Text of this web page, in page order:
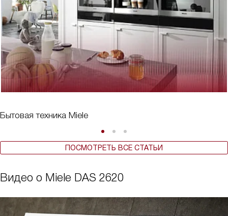
Бытовая техника Miele
ПОСМОТРЕТЬ ВСЕ СТАТЬИ
Видео о Miele DAS 2620